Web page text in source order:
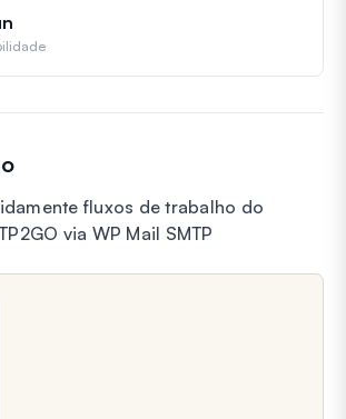
fluxos de trabalho do
via WP Mail SMTP